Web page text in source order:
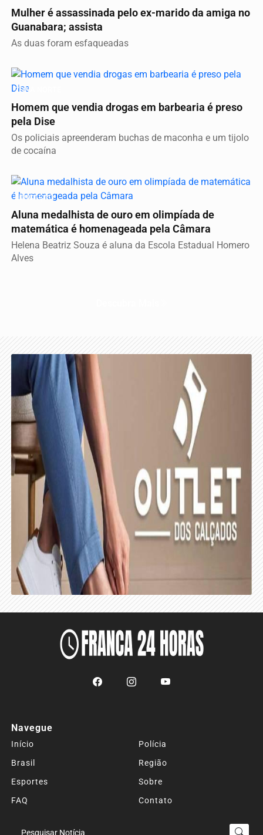
Mulher é assassinada pelo ex-marido da amiga no
Guanabara; assista
As duas foram esfaqueadas
ZONA NORTE
Homem que vendia drogas em barbearia é preso
pela Dise
Os policiais apreenderam buchas de maconha e um tijolo
de cocaína
EDUCAÇÃO
Aluna medalhista de ouro em olimpíada de
matemática é homenageada pela Câmara
Helena Beatriz Souza é aluna da Escola Estadual Homero
Alves
Navegue
Início
Polícia
Brasil
Região
Esportes
Sobre
FAQ
Contato
Termos de Uso e Privacidade